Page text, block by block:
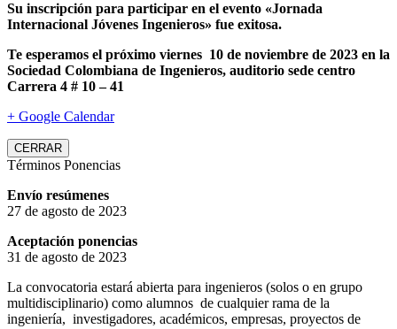
Su inscripción para participar en el evento «Jornada
Internacional Jóvenes Ingenieros» fue exitosa.
Te esperamos el próximo viernes 10 de noviembre de 2023 en la
Sociedad Colombiana de Ingenieros, auditorio sede centro
Carrera 4 # 10 – 41
+ Google Calendar
CERRAR
Términos Ponencias
Envío resúmenes
27 de agosto de 2023
Aceptación ponencias
31 de agosto de 2023
La convocatoria estará abierta para ingenieros (solos o en grupo
multidisciplinario) como alumnos de cualquier rama de la
ingeniería, investigadores, académicos, empresas, proyectos de